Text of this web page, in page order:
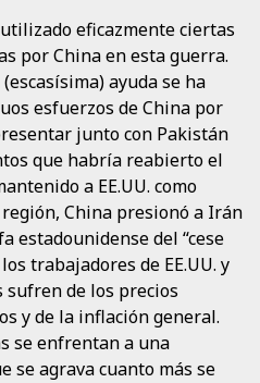
eficazmente ciertas
por China en esta guerra.
ayuda se ha
esfuerzos de China por
junto con Pakistán
que habría reabierto el
a EE.UU. como
China presionó a Irán
estadounidense del “cese
trabajadores de EE.UU. y
de los precios
y de la inflación general.
se enfrentan a una
se agrava cuanto más se